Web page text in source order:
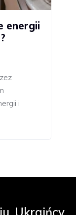
energii
i
Ukraińcy